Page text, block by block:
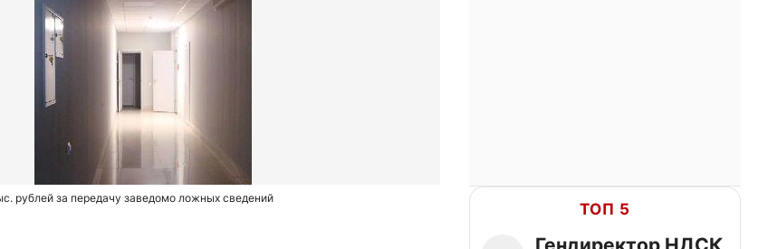
рублей за передачу заведомо ложных сведений
ТОП 5